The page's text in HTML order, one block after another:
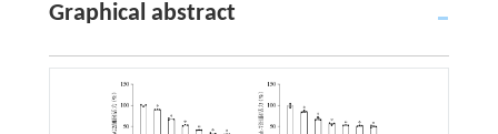
Graphical abstract